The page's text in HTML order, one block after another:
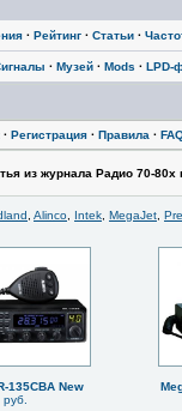
· Рейтинг · Статьи ·
· Музей · Mods · LPD-
· Регистрация · Правила ·
из журнала Радио 70-80x
Alinco Intek MegaJet
135CBA New
руб.